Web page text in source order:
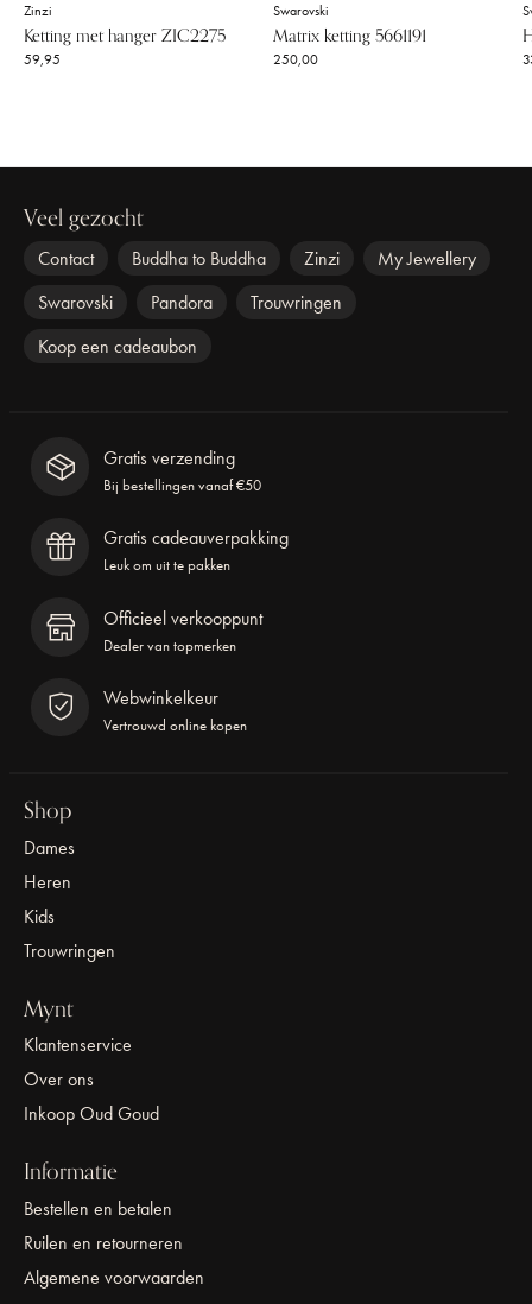
Zinzi
Ketting met hanger ZIC2275
59,95
Swarovski
Matrix ketting 5661191
250,00
Veel gezocht
Contact Buddha to Buddha Zinzi
My Jewellery
Swarovski
Pandora
Trouwringen
Koop een cadeaubon
Gratis verzending
Bij bestellingen vanaf €50
Gratis cadeauverpakking
Leuk om uit te pakken
Officieel verkooppunt
Dealer van topmerken
Webwinkelkeur
Vertrouwd online kopen
Shop
Dames
Heren
Kids
Trouwringen
Mynt
Klantenservice
Over ons
Inkoop Oud Goud
Informatie
Bestellen en betalen
Ruilen en retourneren
Algemene voorwaarden